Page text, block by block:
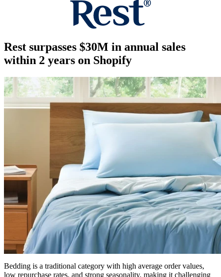
Rest surpasses $30M in annual sales
within 2 years on Shopify
Bedding is a traditional category with high average order values,
low repurchase rates, and strong seasonality, making it challenging